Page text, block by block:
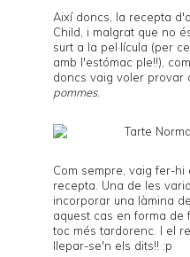
Així doncs, la recepta
Child, i malgrat que no
surt a la pel·lícula (per
amb l'estómac ple!!),
doncs vaig voler provar
pommes.
Com sempre, vaig fer-hi
recepta. Una de les
incorporar una làmina
aquest cas en forma de
toc més tardorenc. I el
llepar-se'n els dits!! :p